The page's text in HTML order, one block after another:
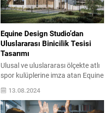
Eğitim Müdürlüğü ve Defne İlçe
Eğitim Müdürlüğü iş birliğinde
gerçekleştirilecek çalışma
kapsamında 6 Şubat Salı günü
“Harbiye Mezyet Ekrem Karateke
İlkokulu”nda...
Equine Design Studio’dan
Uluslararası Binicilik Tesisi
Tasarımı
Ulusal ve uluslararası ölçekte atlı
spor kulüplerine imza atan Equine
Design Studio, Şile’de uluslararası
yarış standartlarına uygun
niteliklerde özel bir binicilik
13.08.2024